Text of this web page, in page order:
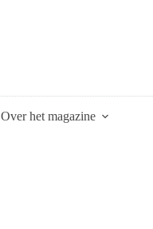
Over het magazine